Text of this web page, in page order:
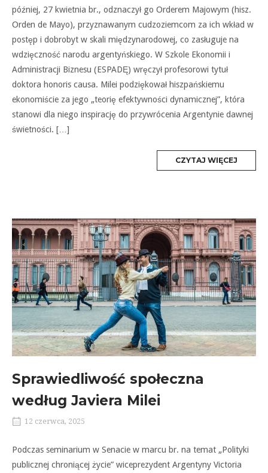
później, 27 kwietnia br., odznaczył go Orderem Majowym (hisz.
Orden de Mayo), przyznawanym cudzoziemcom za ich wkład w
postęp i dobrobyt w skali międzynarodowej, co zasługuje na
wdzięczność narodu argentyńskiego. W Szkole Ekonomii i
Administracji Biznesu (ESPADĘ) wręczył profesorowi tytuł
doktora honoris causa. Milei podziękował hiszpańskiemu
ekonomiście za jego „teorię efektywności dynamicznej”, która
stanowi dla niego inspirację do przywrócenia Argentynie dawnej
świetności. […]
CZYTAJ WIĘCEJ
Sprawiedliwość społeczna
według Javiera Milei
12 czerwca, 2025
Podczas seminarium w Senacie w marcu br. na temat „Polityki
publicznej chroniącej życie” wiceprezydent Argentyny Victoria